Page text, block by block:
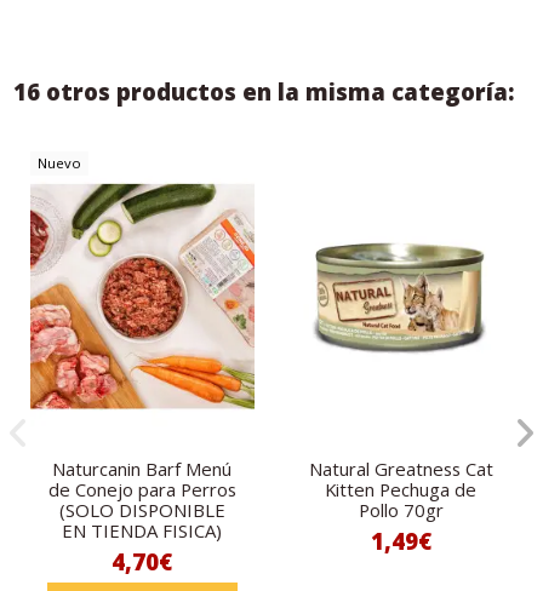
16 otros productos en la misma categoría:
Nuevo
Naturcanin Barf Menú
de Conejo para Perros
(SOLO DISPONIBLE
EN TIENDA FISICA)
4,70€
Natural Greatness Cat
Kitten Pechuga de
Pollo 70gr
1,49€